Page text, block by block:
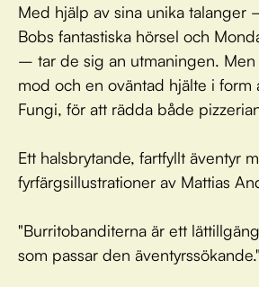
Med hjälp av sina unika talanger
Bobs fantastiska hörsel och
– tar de sig an utmaningen. Men
mod och en oväntad hjälte i form
Fungi, för att rädda både
Ett halsbrytande, fartfyllt äventyr
fyrfärgsillustrationer av Mattias
"Burritobanditerna är ett
som passar den